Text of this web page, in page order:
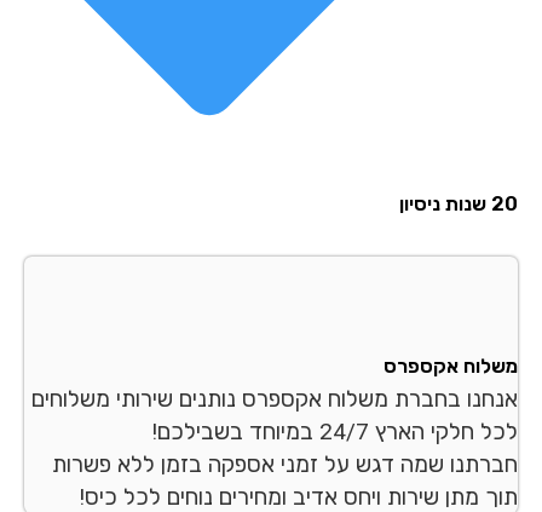
אקספרס
בחברת משלוח אקספרס נותנים שירותי משלוחים
הארץ 24/7 במיוחד בשבילכם!
שמה דגש על זמני אספקה בזמן ללא פשרות
מתן שירות ויחס אדיב ומחירים נוחים לכל כיס!